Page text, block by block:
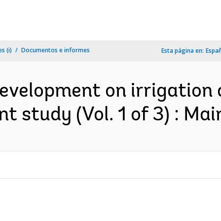
(i) Documentos e informes Esta página en:
on irrigation
study (Vol. 1 of 3) :